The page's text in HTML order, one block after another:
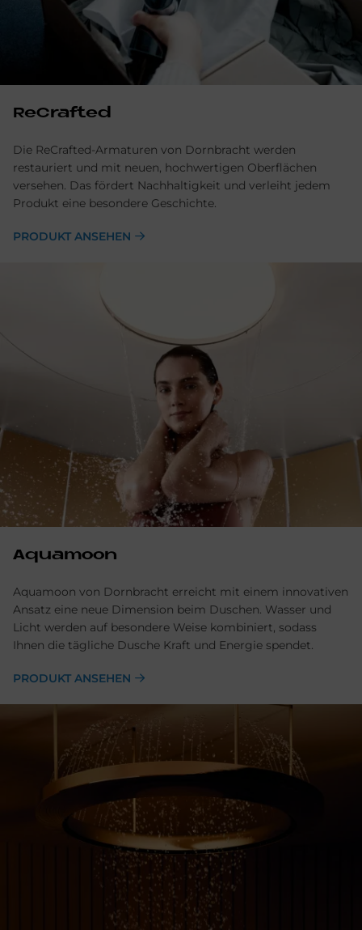
ReCrafted
Die ReCrafted-Armaturen von Dornbracht werden
restauriert und mit neuen, hochwertigen Oberflächen
versehen. Das fördert Nachhaltigkeit und verleiht jedem
Produkt eine besondere Geschichte.
PRODUKT ANSEHEN
Aquamoon
Aquamoon von Dornbracht erreicht mit einem innovativen
Ansatz eine neue Dimension beim Duschen. Wasser und
Licht werden auf besondere Weise kombiniert, sodass
Ihnen die tägliche Dusche Kraft und Energie spendet.
PRODUKT ANSEHEN